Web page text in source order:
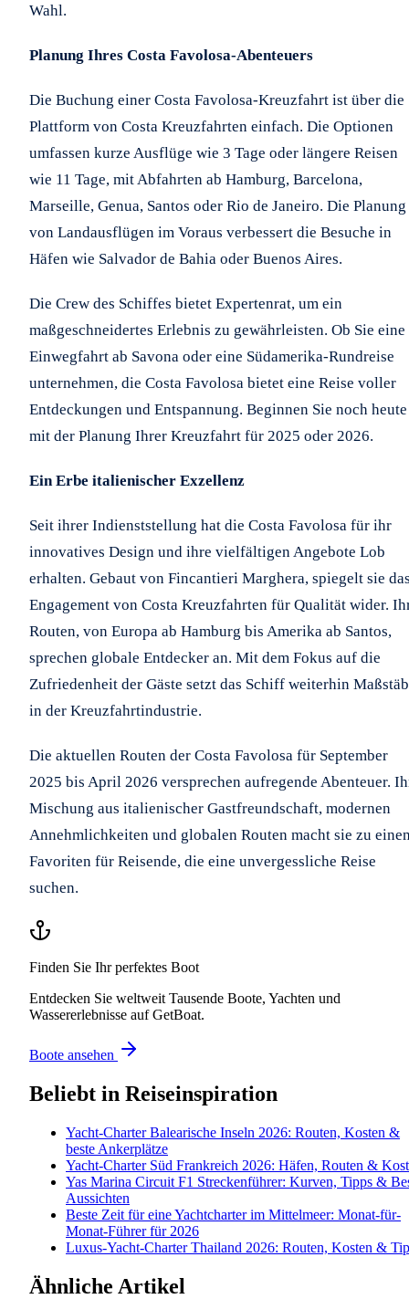
Wahl.
Planung Ihres Costa Favolosa-Abenteuers
Die Buchung einer Costa Favolosa-Kreuzfahrt ist über die
Plattform von Costa Kreuzfahrten einfach. Die Optionen
umfassen kurze Ausflüge wie 3 Tage oder längere Reisen
wie 11 Tage, mit Abfahrten ab Hamburg, Barcelona,
Marseille, Genua, Santos oder Rio de Janeiro. Die Planung
von Landausflügen im Voraus verbessert die Besuche in
Häfen wie Salvador de Bahia oder Buenos Aires.
Die Crew des Schiffes bietet Expertenrat, um ein
maßgeschneidertes Erlebnis zu gewährleisten. Ob Sie eine
Einwegfahrt ab Savona oder eine Südamerika-Rundreise
unternehmen, die Costa Favolosa bietet eine Reise voller
Entdeckungen und Entspannung. Beginnen Sie noch heute
mit der Planung Ihrer Kreuzfahrt für 2025 oder 2026.
Ein Erbe italienischer Exzellenz
Seit ihrer Indienststellung hat die Costa Favolosa für ihr
innovatives Design und ihre vielfältigen Angebote Lob
erhalten. Gebaut von Fincantieri Marghera, spiegelt sie
Engagement von Costa Kreuzfahrten für Qualität wider.
Routen, von Europa ab Hamburg bis Amerika ab Santos,
sprechen globale Entdecker an. Mit dem Fokus auf die
Zufriedenheit der Gäste setzt das Schiff weiterhin
in der Kreuzfahrtindustrie.
Die aktuellen Routen der Costa Favolosa für September
2025 bis April 2026 versprechen aufregende Abenteuer.
Mischung aus italienischer Gastfreundschaft, modernen
Annehmlichkeiten und globalen Routen macht sie zu
Favoriten für Reisende, die eine unvergessliche Reise
suchen.
Finden Sie Ihr perfektes Boot
Entdecken Sie weltweit Tausende Boote, Yachten und
Wassererlebnisse auf GetBoat.
Boote ansehen
Beliebt in Reiseinspiration
Yacht-Charter Balearische Inseln 2026: Routen, Kosten &
beste Ankerplätze
Yacht-Charter Süd Frankreich 2026: Häfen, Routen &
Yas Marina Circuit F1 Streckenführer: Kurven, Tipps &
Aussichten
Beste Zeit für eine Yachtcharter im Mittelmeer: Monat-für-
Monat-Führer für 2026
Luxus-Yacht-Charter Thailand 2026: Routen, Kosten &
Ähnliche Artikel